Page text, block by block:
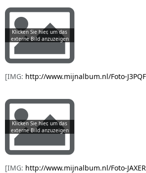
[IMG: http://www.mijnalbum.nl/Foto-
[IMG: http://www.mijnalbum.nl/Foto-